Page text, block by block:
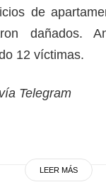
de
dañados.
12 víctimas.
Telegram
LEER MÁS